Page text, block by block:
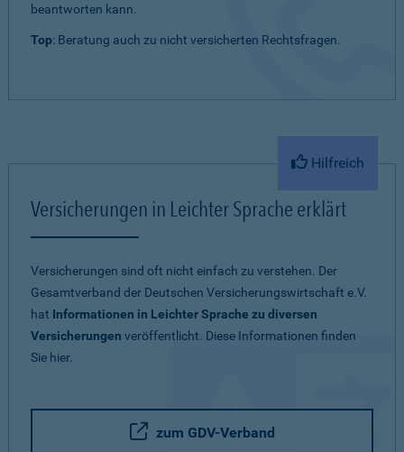
beantworten kann.
Top: Beratung auch zu nicht versicherten Rechtsfragen.
Hilfreich
Versicherungen in Leichter Sprache erklärt
Versicherungen sind oft nicht einfach zu verstehen. Der
Gesamtverband der Deutschen Versicherungswirtschaft e.V.
hat Informationen in Leichter Sprache zu diversen
Versicherungen veröffentlicht. Diese Informationen finden
Sie hier.
zum GDV-Verband